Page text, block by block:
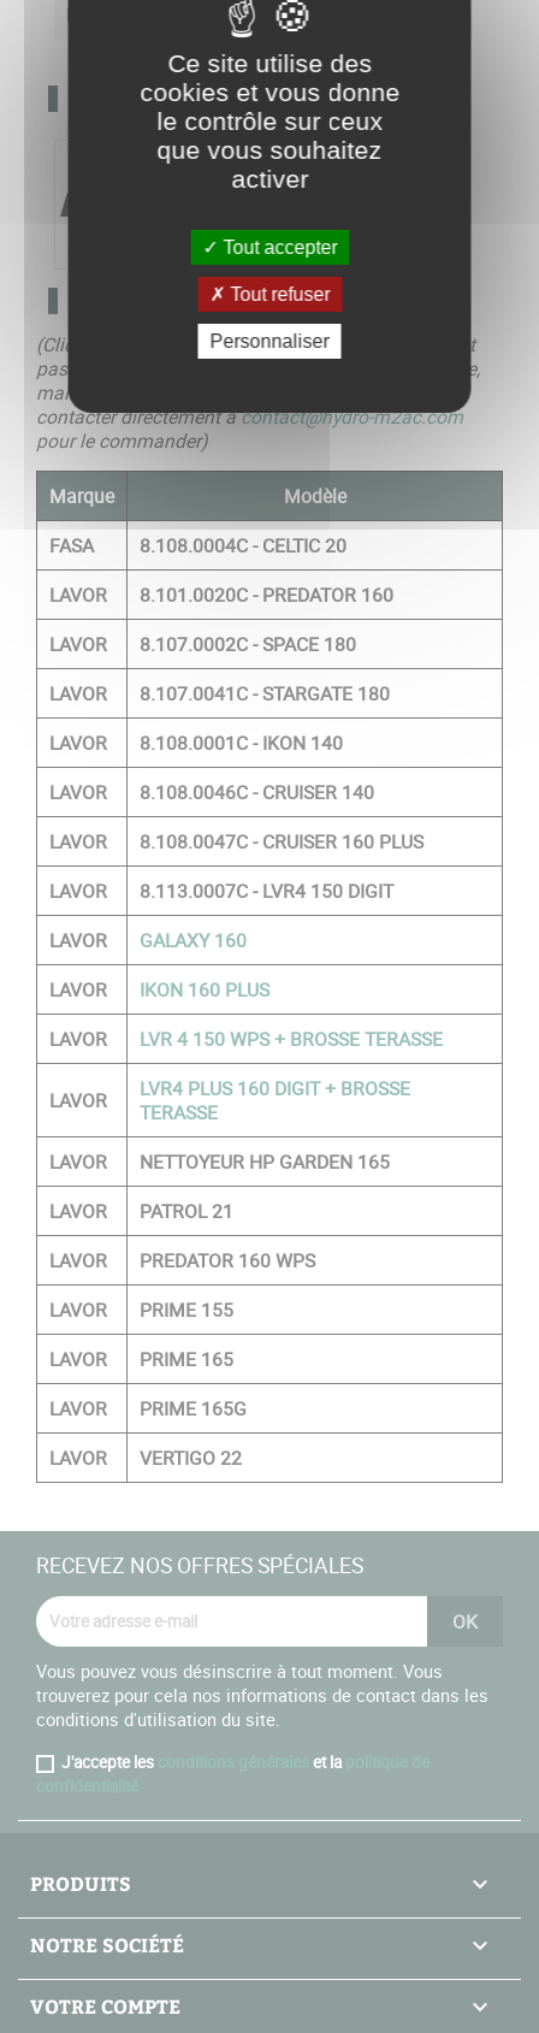
Référence alternative 00080-03684
DÉTAILS SUR LE PRODUIT
COMPATIBILITÉS
(Cliquez sur un produit pour y accéder. Si le clic n’est
pas disponible, l’article n’est pas encore mis en ligne,
mais le sera prochainement. Vous pouvez nous
contacter directement àcontact@hydro-m2ac.com
pour le commander)
Marque
Modèle
FASA
8.108.0004C - CELTIC 20
LAVOR
8.101.0020C - PREDATOR 160
LAVOR
8.107.0002C - SPACE 180
LAVOR
8.107.0041C - STARGATE 180
LAVOR
8.108.0001C - IKON 140
LAVOR
8.108.0046C - CRUISER 140
LAVOR
8.108.0047C - CRUISER 160 PLUS
LAVOR
8.113.0007C - LVR4 150 DIGIT
LAVOR
GALAXY 160
LAVOR
IKON 160 PLUS
LAVOR
LVR 4 150 WPS + BROSSE TERASSE
LAVOR
LVR4 PLUS 160 DIGIT + BROSSE
TERASSE
LAVOR
NETTOYEUR HP GARDEN 165
LAVOR
PATROL 21
LAVOR
PREDATOR 160 WPS
LAVOR
PRIME 155
LAVOR
PRIME 165
LAVOR
PRIME 165G
LAVOR
VERTIGO 22
RECEVEZ NOS OFFRES SPÉCIALES
Vous pouvez vous désinscrire à tout moment. Vous
trouverez pour cela nos informations de contact dans les
conditions d'utilisation du site.
J'accepte les et la
PRODUITS 
NOTRE SOCIÉTÉ 
VOTRE COMPTE 
Ce site utilise des
cookies et vous donne
le contrôle sur ceux
que vous souhaitez
activer
Tout accepter
Tout refuser
Personnaliser